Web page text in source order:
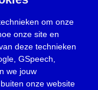
om onze
onze site en
deze technieken
GSpeech,
we jouw
onze website